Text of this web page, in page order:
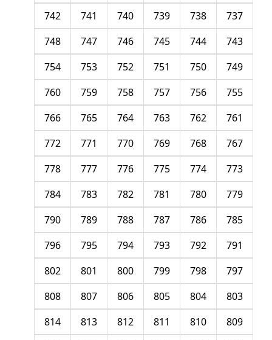
737
738
739
740
741
742
743
744
745
746
747
748
749
750
751
752
753
754
755
756
757
758
759
760
761
762
763
764
765
766
767
768
769
770
771
772
773
774
775
776
777
778
779
780
781
782
783
784
785
786
787
788
789
790
791
792
793
794
795
796
797
798
799
800
801
802
803
804
805
806
807
808
809
810
811
812
813
814